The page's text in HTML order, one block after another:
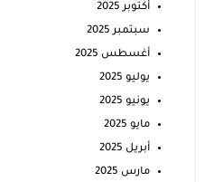
أكتوبر 2025
سبتمبر 2025
أغسطس 2025
يوليو 2025
يونيو 2025
مايو 2025
أبريل 2025
مارس 2025